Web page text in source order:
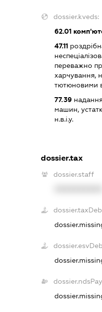
dossier.kveds:
62.01
47.11
переважно
харчування,
тютюновими
77.39
машин,
н.в.і.у.
dossier.tax
dossier.staff